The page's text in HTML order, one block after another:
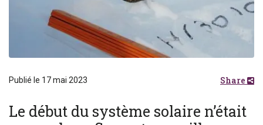
Publié le 17 mai 2023 Share
Le début du système solaire n’était